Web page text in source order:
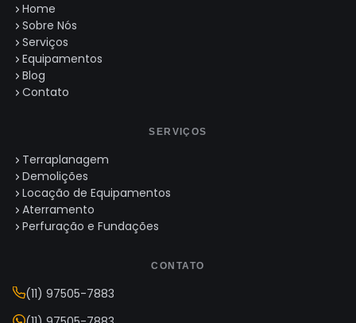
Home
Sobre Nós
Serviços
Equipamentos
Blog
Contato
SERVIÇOS
Terraplanagem
Demolições
Locação de Equipamentos
Aterramento
Perfuração e Fundações
CONTATO
(11) 97505-7883